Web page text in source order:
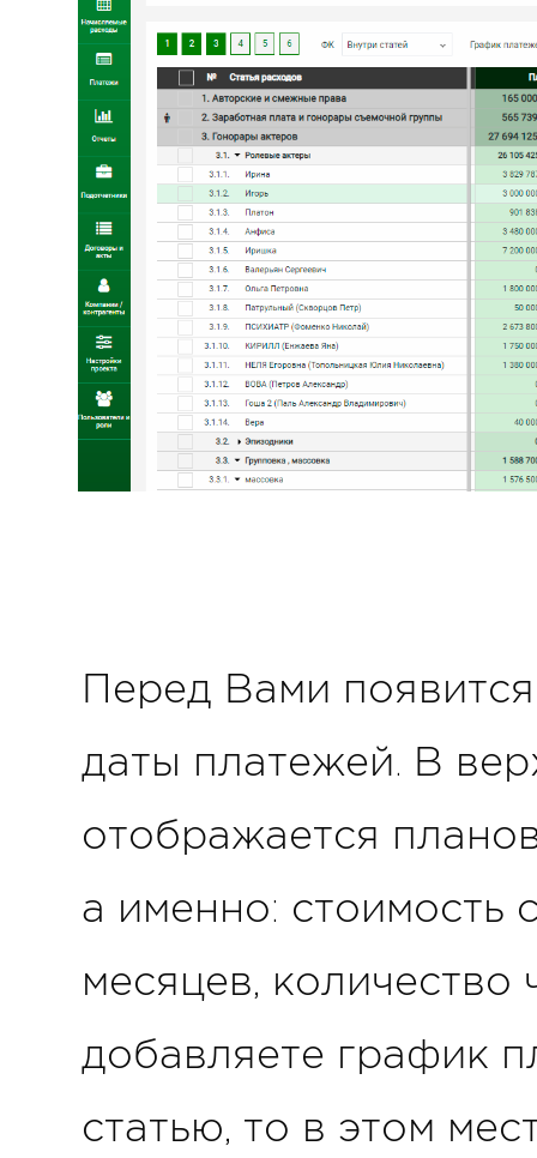
Перед Вами
даты платежей. В
отображается
а именно: стоимость
месяцев,
добавляете график
статью, то в этом